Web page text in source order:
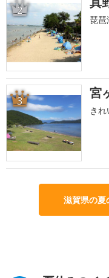
2
琵
3 宮
き
滋賀県の夏